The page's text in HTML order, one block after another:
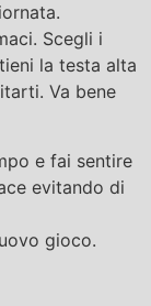
Scegli i
la testa alta
Va bene
e fai sentire
evitando di
gioco.